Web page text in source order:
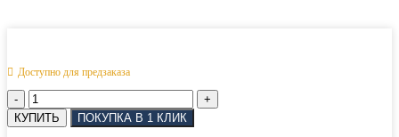
Доступно для предзаказа
Количество
товара
Талреп
КУПИТЬ ПОКУПКА В 1 КЛИК